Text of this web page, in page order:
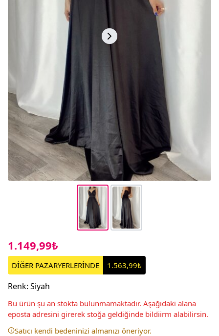
1.149,99₺
DİĞER PAZARYERLERİNDE 1.563,99₺
Renk: Siyah
Bu ürün şu an stokta bulunmamaktadır. Aşağıdaki alana
eposta adresini girerek stoğa geldiğinde bildiirm alabilirsin.
Satıcı kendi bedeninizi almanızı öneriyor.